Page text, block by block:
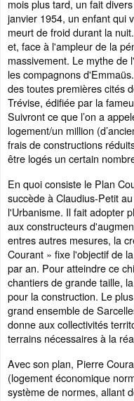
mois plus tard, un fait
janvier 1954, un enfant qui
meurt de froid durant la
et, face à l'ampleur de la
massivement. Le mythe de
les compagnons
des toutes premières cités
Trévise, édifiée par la
Suivront ce que l’on a
logement/un million
frais de constructions
être logés un certain
En quoi consiste le Plan
succède à Claudius-Petit
l'Urbanisme. Il fait adopter
aux constructeurs
entres autres mesures, la
Courant » fixe l'objectif de
par an. Pour atteindre ce
chantiers de grande taille,
pour la construction. Le
grand ensemble de
donne aux collectivités
terrains nécessaires à la
Avec son plan, Pierre
(logement économique
système de normes, allant